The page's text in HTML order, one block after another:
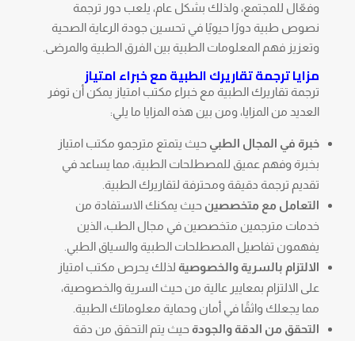
وفعّال للمجتمع، ولذلك بشكل عام، يلعب دور ترجمة
نصوص طبية دورًا حيويًا في تحسين جودة الرعاية الصحية
وتعزيز فهم المعلومات الطبية بين الفرق الطبية والمرضى.
مزايا ترجمة تقاريرك الطبية مع خبراء امتياز
ترجمة تقاريرك الطبية مع خبراء مكتب امتياز يمكن أن توفر
العديد من المزايا، ومن بين هذه المزايا ما يلي:
خبرة في المجال الطبي حيث يتمتع مترجمو مكتب امتياز
بخبرة وفهم عميق للمصطلحات الطبية، مما يساعد في
تقديم ترجمة دقيقة ومحترفة لتقاريرك الطبية.
التعامل مع متخصصين حيث يمكنك الاستفادة من
خدمات مترجمين متخصصين في مجال الطب، الذين
يفهمون تفاصيل المصطلحات الطبية والسياق الطبي.
الالتزام بالسرية والخصوصية لذلك يحرص مكتب امتياز
على الالتزام بمعايير عالية من حيث السرية والخصوصية،
مما يجعلك واثقًا في أمان وحماية معلوماتك الطبية.
التحقق من الدقة والجودة حيث يتم التحقق من دقة